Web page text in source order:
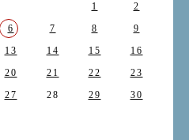
1
2
6 7 8
9
13 14 15
16
20 21 22
23
27 28 29
30